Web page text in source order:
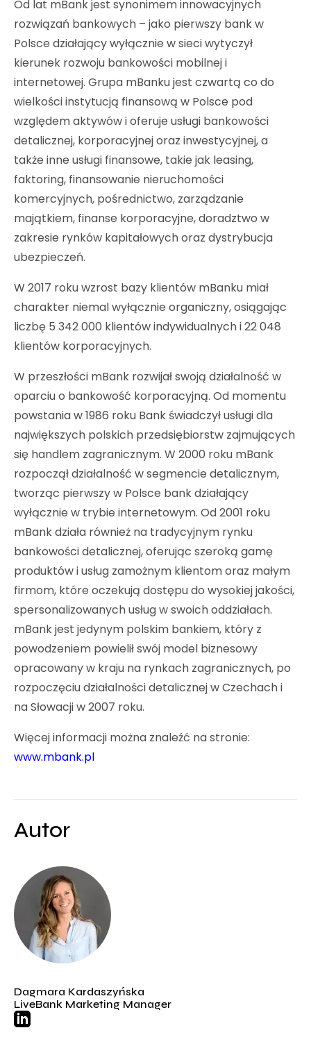
Od lat mBank jest synonimem innowacyjnych
rozwiązań bankowych – jako pierwszy bank w
Polsce działający wyłącznie w sieci wytyczył
kierunek rozwoju bankowości mobilnej i
internetowej. Grupa mBanku jest czwartą co do
wielkości instytucją finansową w Polsce pod
względem aktywów i oferuje usługi bankowości
detalicznej, korporacyjnej oraz inwestycyjnej, a
także inne usługi finansowe, takie jak leasing,
faktoring, finansowanie nieruchomości
komercyjnych, pośrednictwo, zarządzanie
majątkiem, finanse korporacyjne, doradztwo w
zakresie rynków kapitałowych oraz dystrybucja
ubezpieczeń.
W 2017 roku wzrost bazy klientów mBanku miał
charakter niemal wyłącznie organiczny, osiągając
liczbę 5 342 000 klientów indywidualnych i 22 048
klientów korporacyjnych.
W przeszłości mBank rozwijał swoją działalność w
oparciu o bankowość korporacyjną. Od momentu
powstania w 1986 roku Bank świadczył usługi dla
największych polskich przedsiębiorstw zajmujących
się handlem zagranicznym. W 2000 roku mBank
rozpoczął działalność w segmencie detalicznym,
tworząc pierwszy w Polsce bank działający
wyłącznie w trybie internetowym. Od 2001 roku
mBank działa również na tradycyjnym rynku
bankowości detalicznej, oferując szeroką gamę
produktów i usług zamożnym klientom oraz małym
firmom, które oczekują dostępu do wysokiej jakości,
spersonalizowanych usług w swoich oddziałach.
mBank jest jedynym polskim bankiem, który z
powodzeniem powielił swój model biznesowy
opracowany w kraju na rynkach zagranicznych, po
rozpoczęciu działalności detalicznej w Czechach i
na Słowacji w 2007 roku.
Więcej informacji można znaleźć na stronie:
www.mbank.pl
Autor
Dagmara Kardaszyńska
LiveBank Marketing Manager